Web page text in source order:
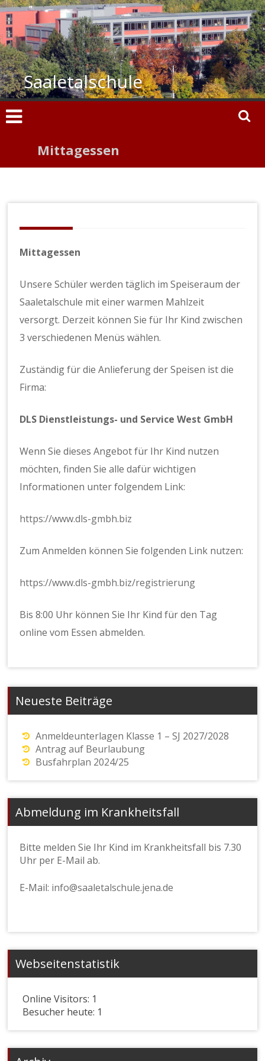
Zum
Inhalt
springen
Saaletalschule
Mittagessen
Mittagessen
Unsere Schüler werden täglich im Speiseraum der
Saaletalschule mit einer warmen Mahlzeit
versorgt. Derzeit können Sie für Ihr Kind zwischen
3 verschiedenen Menüs wählen.
Zuständig für die Anlieferung der Speisen ist die
Firma:
DLS Dienstleistungs- und Service West GmbH
Wenn Sie dieses Angebot für Ihr Kind nutzen
möchten, finden Sie alle dafür wichtigen
Informationen unter folgendem Link:
https://www.dls-gmbh.biz
Zum Anmelden können Sie folgenden Link nutzen:
https://www.dls-gmbh.biz/registrierung
Bis 8:00 Uhr können Sie Ihr Kind für den Tag
online vom Essen abmelden.
Neueste Beiträge
Anmeldeunterlagen Klasse 1 – SJ 2027/2028
Antrag auf Beurlaubung
Busfahrplan 2024/25
Abmeldung im Krankheitsfall
Bitte melden Sie Ihr Kind im Krankheitsfall bis 7.30
Uhr per E-Mail ab.
E-Mail: info@saaletalschule.jena.de
Webseitenstatistik
Online Visitors: 1
Besucher heute: 1